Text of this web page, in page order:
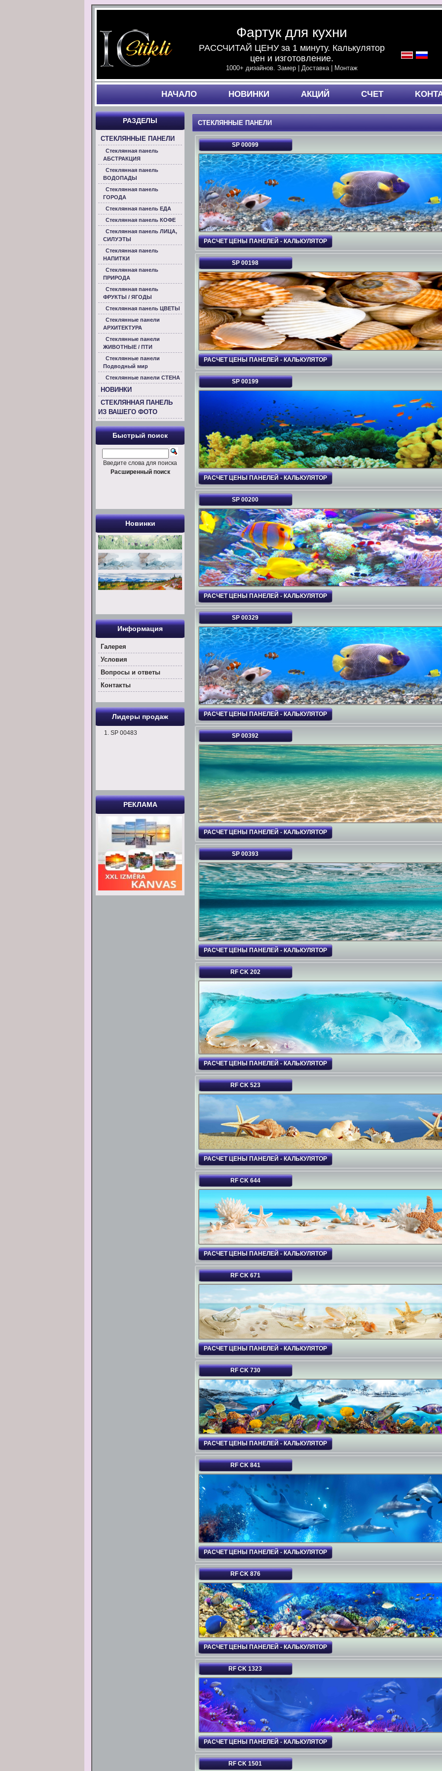
Фартук для кухни
РАССЧИТАЙ ЦЕНУ за 1 минуту. Калькулятор
цен и изготовление.
1000+ дизайнов. Замер | Доставка | Монтаж
НАЧАЛO НОВИНКИ АКЦИЙ СЧЕТ
СТЕКЛЯННЫЕ ПАНЕЛИ
SP 00099
РАСЧЕТ ЦЕНЫ ПАНЕЛЕЙ - КАЛЬКУЛЯТОР
SP 00198
РАСЧЕТ ЦЕНЫ ПАНЕЛЕЙ - КАЛЬКУЛЯТОР
SP 00199
РАСЧЕТ ЦЕНЫ ПАНЕЛЕЙ - КАЛЬКУЛЯТОР
SP 00200
РАСЧЕТ ЦЕНЫ ПАНЕЛЕЙ - КАЛЬКУЛЯТОР
SP 00329
РАСЧЕТ ЦЕНЫ ПАНЕЛЕЙ - КАЛЬКУЛЯТОР
SP 00392
РАСЧЕТ ЦЕНЫ ПАНЕЛЕЙ - КАЛЬКУЛЯТОР
SP 00393
РАСЧЕТ ЦЕНЫ ПАНЕЛЕЙ - КАЛЬКУЛЯТОР
RF CK 202
РАСЧЕТ ЦЕНЫ ПАНЕЛЕЙ - КАЛЬКУЛЯТОР
RF CK 523
РАСЧЕТ ЦЕНЫ ПАНЕЛЕЙ - КАЛЬКУЛЯТОР
RF CK 644
РАСЧЕТ ЦЕНЫ ПАНЕЛЕЙ - КАЛЬКУЛЯТОР
RF CK 671
РАСЧЕТ ЦЕНЫ ПАНЕЛЕЙ - КАЛЬКУЛЯТОР
RF CK 730
РАСЧЕТ ЦЕНЫ ПАНЕЛЕЙ - КАЛЬКУЛЯТОР
RF CK 841
РАСЧЕТ ЦЕНЫ ПАНЕЛЕЙ - КАЛЬКУЛЯТОР
RF CK 876
РАСЧЕТ ЦЕНЫ ПАНЕЛЕЙ - КАЛЬКУЛЯТОР
RF CK 1323
РАСЧЕТ ЦЕНЫ ПАНЕЛЕЙ - КАЛЬКУЛЯТОР
RF CK 1501
РАЗДЕЛЫ
СТЕКЛЯННЫЕ ПАНЕЛИ
Стеклянная панель
АБСТРАКЦИЯ
Стеклянная панель
ВОДОПАДЫ
Стеклянная панель
ГОРОДА
Стеклянная панель ЕДА
Стеклянная панель КОФЕ
Стеклянная панель ЛИЦА,
СИЛУЭТЫ
Стеклянная панель
НАПИТКИ
Стеклянная панель
ПРИРОДА
Стеклянная панель
ФРУКТЫ / ЯГОДЫ
Стеклянная панель ЦВЕТЫ
Стеклянные панели
АРХИТЕКТУРА
Стеклянные панели
ЖИВОТНЫЕ / ПТИ
Стеклянные панели
Подводный мир
Стеклянные панели СТЕНА
НОВИНКИ
СТЕКЛЯННАЯ ПАНЕЛЬ
ИЗ ВАШЕГО ФОТО
Быстрый поиск
Введите слова для поиска
Расширенный поиск
Новинки
Информация
Галерея
Условия
Вoпросы и ответы
Контакты
Лидеры продаж
SP 00483
РЕКЛАМА